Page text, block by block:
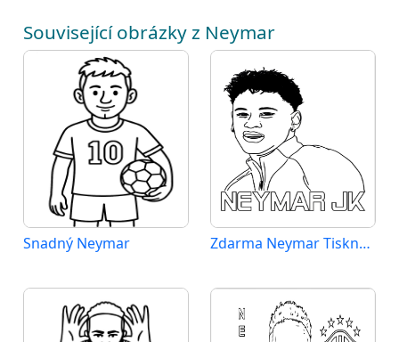
Související obrázky z Neymar
Snadný Neymar Zdarma Neymar Tisknutelný